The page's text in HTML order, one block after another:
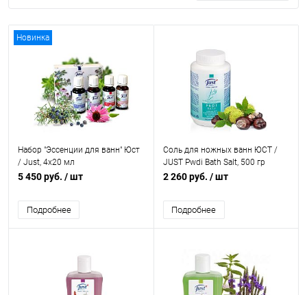
Новинка
Набор "Эссенции для ванн" Юст
/ Just, 4х20 мл
5 450 руб. / шт
Подробнее
Соль для ножных ванн ЮСТ /
JUST Pwdi Bath Salt, 500 гр
2 260 руб. / шт
Подробнее